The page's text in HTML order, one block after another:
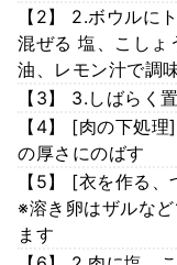
【2】 2.ボウルに
混ぜる 塩、こしょ
油、レモン汁で調
【3】 3.しばらく
【4】 [肉の下処
の厚さにのばす
【5】 [衣を作る
※溶き卵はザルな
ます